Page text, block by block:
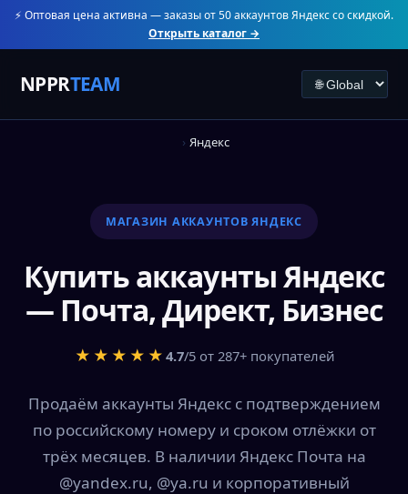
⚡ Оптовая цена активна — заказы от 50 аккаунтов Яндекс со скидкой.
Открыть каталог →
NPPRTEAM
Яндекс
МАГАЗИН АККАУНТОВ ЯНДЕКС
Купить аккаунты Яндекс
— Почта, Директ, Бизнес
★★★★★ 4.7/5 от 287+ покупателей
Продаём аккаунты Яндекс с подтверждением
по российскому номеру и сроком отлёжки от
трёх месяцев. В наличии Яндекс Почта на
@yandex.ru, @ya.ru и корпоративный